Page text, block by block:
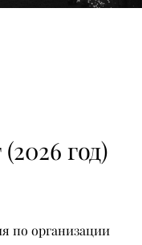
год)
по организации